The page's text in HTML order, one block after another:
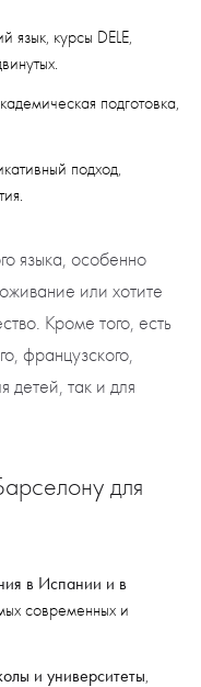
язык, курсы DELE,
подготовка,
подход,
языка, особенно
или хотите
Кроме того, есть
французского,
детей, так и для
для
в Испании и в
современных и
и университеты,